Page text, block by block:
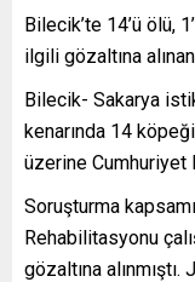
Bilecik’te 14’ü ölü,
ilgili gözaltına
Bilecik- Sakarya
kenarında 14
üzerine Cumhuriyet
Soruşturma
Rehabilitasyonu
gözaltına alınmıştı.